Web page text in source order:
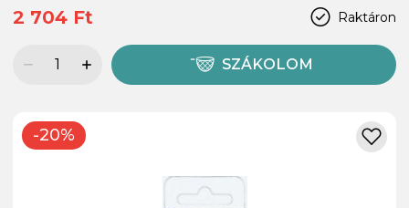
Raktáron
2 704 Ft
SZÁKOLOM
-20%